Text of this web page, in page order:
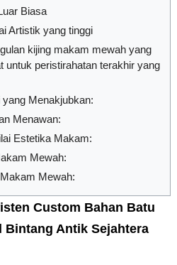
Biasa
Artistik yang tinggi
kijing makam mewah yang
untuk peristirahatan terakhir yang
yang Menakjubkan:
Menawan:
Estetika Makam:
Mewah:
Mewah:
Custom Bahan Batu
Bintang Antik Sejahtera